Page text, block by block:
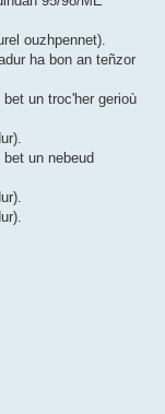
ouzhpennet).
ha bon an teñzor
un troc'her gerioù
un nebeud